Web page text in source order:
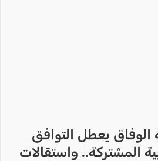
يعطل التوافق
المشتركة.. واستقالات